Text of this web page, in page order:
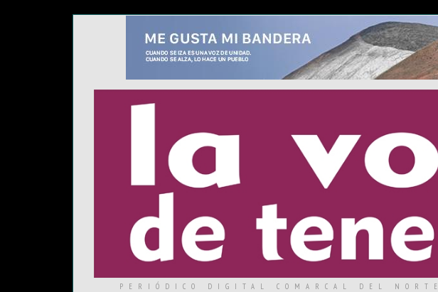
PERIÓDICO DIGITAL COMARCAL DEL